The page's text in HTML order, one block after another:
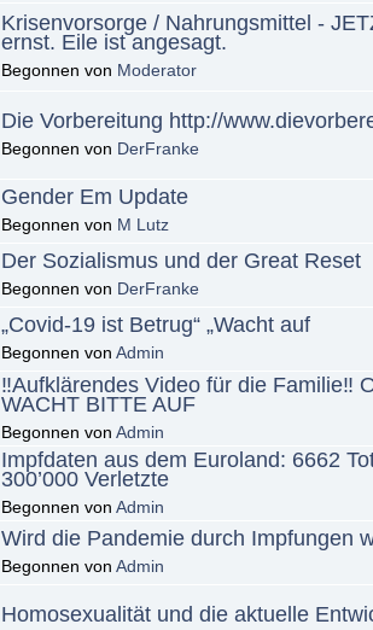
Krisenvorsorge / Nahrungsmittel -
ernst. Eile ist angesagt.
Begonnen von Moderator
Die Vorbereitung http://
Begonnen von DerFranke
Gender Em Update
Begonnen von M Lutz
Der Sozialismus und der Great Reset
Begonnen von DerFranke
„Covid-19 ist Betrug“ „Wacht auf
Begonnen von Admin
‼️Aufklärendes Video für die Familie‼️
WACHT BITTE AUF
Begonnen von Admin
Impfdaten aus dem Euroland: 6662
300’000 Verletzte
Begonnen von Admin
Wird die Pandemie durch Impfungen
Begonnen von Admin
Homosexualität und die aktuelle